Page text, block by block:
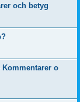
och betyg
Kommentarer o